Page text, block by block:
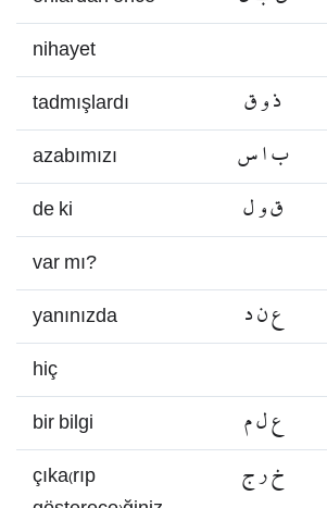
nihayet
tadmışlardı ذ و ق
azabımızı ب ا س
de ki ق و ل
var mı?
yanınızda ع ن د
hiç
bir bilgi ع ل م
çıka(rıp
خ ر ج